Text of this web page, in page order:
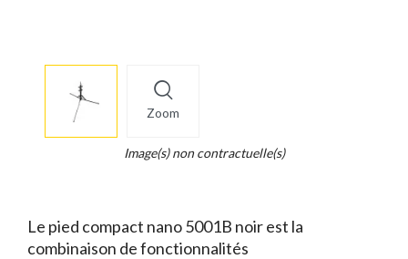
Zoom
info
Legend...
Image(s) non contractuelle(s)
Le pied compact nano 5001B noir est la
combinaison de fonctionnalités